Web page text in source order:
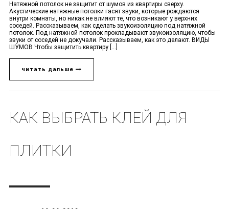
Натяжной потолок не защитит от шумов из квартиры сверху.
Акустические натяжные потолки гасят звуки, которые рождаются
внутри комнаты, но никак не влияют те, что возникают у верхних
соседей. Рассказываем, как сделать звукоизоляцию под натяжной
потолок. Под натяжной потолок прокладывают звукоизоляцию, чтобы
звуки от соседей не докучали. Рассказываем, как это делают. ВИДЫ
ШУМОВ Чтобы защитить квартиру [...]
читать дальше
КАК ВЫБРАТЬ КЛЕЙ ДЛЯ
ПЛИТКИ